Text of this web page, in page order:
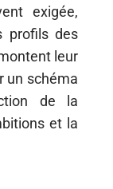
exigée,
profils des
leur
un schéma
de la
et la